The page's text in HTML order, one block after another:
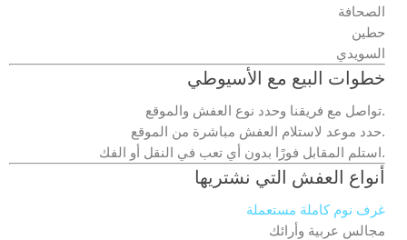
الصحافة
حطين
السويدي
خطوات البيع مع الأسيوطي
تواصل مع فريقنا وحدد نوع العفش والموقع.
حدد موعد لاستلام العفش مباشرة من الموقع.
استلم المقابل فورًا بدون أي تعب في النقل أو الفك.
أنواع العفش التي نشتريها
غرف نوم كاملة مستعملة
مجالس عربية وأرائك